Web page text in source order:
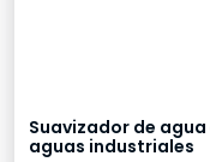
Suavizador de
aguas industriales